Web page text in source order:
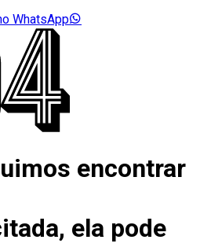
WhatsApp
encontrar
ela pode